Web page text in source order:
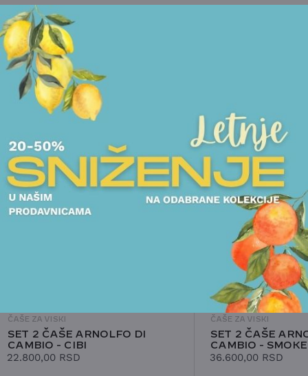
POGLEDAJTE I DRUGE PROIZVODE OVOG BRENDA
ČAŠE ZA VISKI
SET 2 ČAŠE ARNOLFO DI
CAMBIO - CIBI
22.800,00 RSD
ČAŠE ZA VISKI
SET 2 ČAŠE
CAMBIO - SMOKE
36.600,00 RSD